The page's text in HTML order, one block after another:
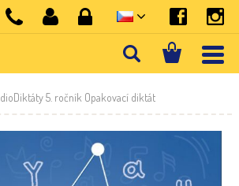
5. ročník Opakovací diktát